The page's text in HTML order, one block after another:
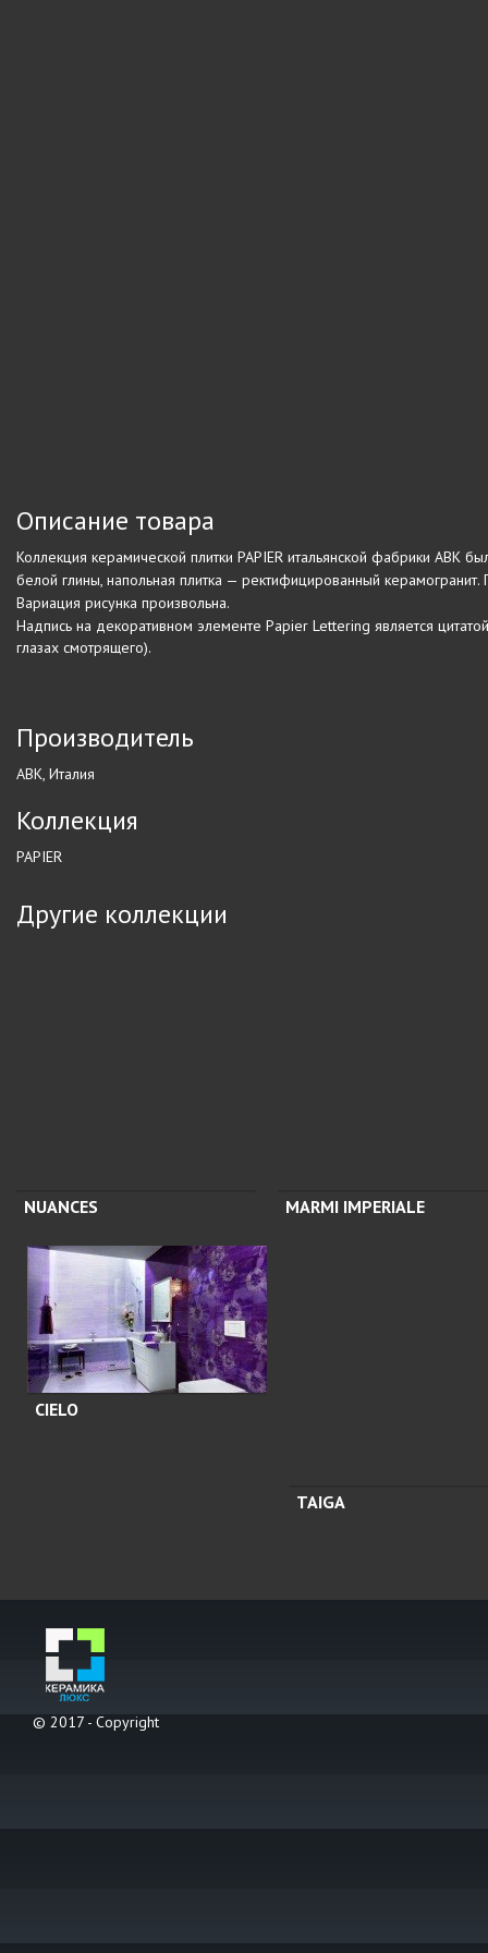
Описание товара
Коллекция керамической плитки PAPIER итальянской фабрики ABK
белой глины, напольная плитка — ректифицированный
Вариация рисунка произвольна.
Надпись на декоративном элементе Papier Lettering является
глазах смотрящего).
Производитель
ABK, Италия
Коллекция
PAPIER
Другие коллекции
NUANCES MARMI IMPERIALE
CIELO
TAIGA
© 2017 - Copyright